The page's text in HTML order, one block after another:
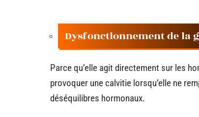
Dysfonctionnement de la
Parce qu’elle agit directement sur les
provoquer une calvitie lorsqu’elle ne
déséquilibres hormonaux.